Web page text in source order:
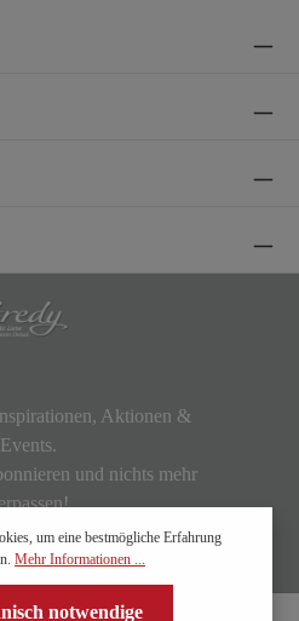
Aktionen &
Events.
und nichts mehr
um eine bestmögliche Erfahrung
Mehr Informationen ...
notwendige